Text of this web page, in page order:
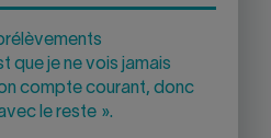
que je ne vois jamais
compte courant, donc
le reste ».